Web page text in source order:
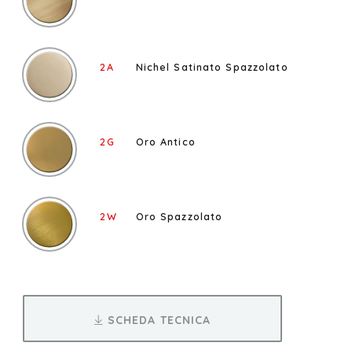
2A Nichel Satinato Spazzolato
2G Oro Antico
2W Oro Spazzolato
SCHEDA TECNICA